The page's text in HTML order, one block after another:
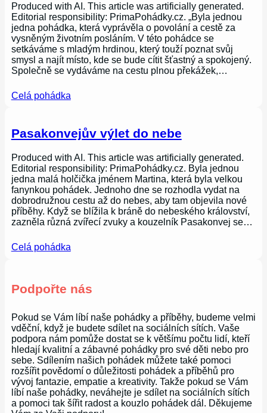
Produced with AI. This article was artificially generated.
Editorial responsibility: PrimaPohádky.cz. „Byla jednou
jedna pohádka, která vyprávěla o povolání a cestě za
vysněným životním posláním. V této pohádce se
setkáváme s mladým hrdinou, který touží poznat svůj
smysl a najít místo, kde se bude cítit šťastný a spokojený.
Společně se vydáváme na cestu plnou překážek,…
Celá pohádka
Pasakonvejův výlet do nebe
Produced with AI. This article was artificially generated.
Editorial responsibility: PrimaPohádky.cz. Byla jednou
jedna malá holčička jménem Martina, která byla velkou
fanynkou pohádek. Jednoho dne se rozhodla vydat na
dobrodružnou cestu až do nebes, aby tam objevila nové
příběhy. Když se blížila k bráně do nebeského království,
zazněla různá zvířecí zvuky a kouzelník Pasakonvej se…
Celá pohádka
Podpořte nás
Pokud se Vám líbí naše pohádky a příběhy, budeme velmi
vděční, když je budete sdílet na sociálních sítích. Vaše
podpora nám pomůže dostat se k většímu počtu lidí, kteří
hledají kvalitní a zábavné pohádky pro své děti nebo pro
sebe. Sdílením našich pohádek můžete také pomoci
rozšířit povědomí o důležitosti pohádek a příběhů pro
vývoj fantazie, empatie a kreativity. Takže pokud se Vám
líbí naše pohádky, neváhejte je sdílet na sociálních sítích
a pomoci tak šířit radost a kouzlo pohádek dál. Děkujeme